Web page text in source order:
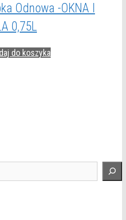
Odnowa -OKNA I
0,75L
do koszyka